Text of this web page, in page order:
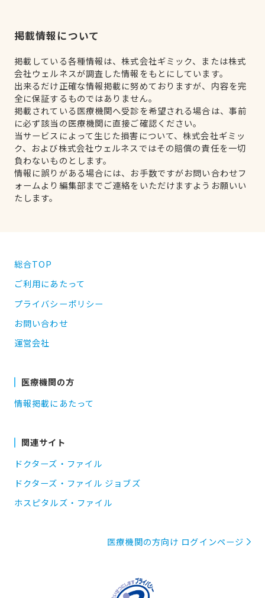
掲載情報について
掲載している各種情報は、株式会社ギミック、または株式
会社ウェルネスが調査した情報をもとにしています。
出来るだけ正確な情報掲載に努めておりますが、内容を完
全に保証するものではありません。
掲載されている医療機関へ受診を希望される場合は、事前
に必ず該当の医療機関に直接ご確認ください。
当サービスによって生じた損害について、株式会社ギミッ
ク、および株式会社ウェルネスではその賠償の責任を一切
負わないものとします。
情報に誤りがある場合には、お手数ですがお問い合わせフ
ォームより編集部までご連絡をいただけますようお願いい
たします。
総合TOP
ご利用にあたって
プライバシーポリシー
お問い合わせ
運営会社
医療機関の方
情報掲載にあたって
関連サイト
ドクターズ・ファイル
ドクターズ・ファイル ジョブズ
ホスピタルズ・ファイル
医療機関の方向け ログインページ